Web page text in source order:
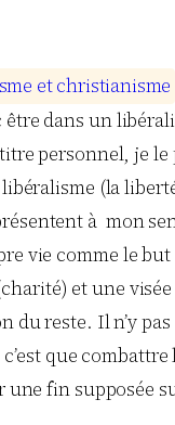
me etchristianisme
dans un
personnel, je
(la
à mon
vie comme le
et une
du reste. Il n’y
que
fin supposée